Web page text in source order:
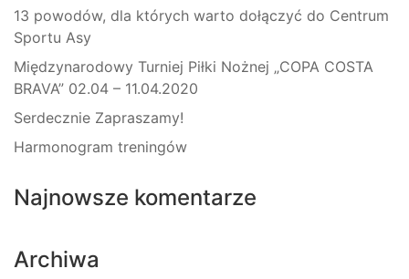
13 powodów, dla których warto dołączyć do Centrum
Sportu Asy
Międzynarodowy Turniej Piłki Nożnej „COPA COSTA
BRAVA” 02.04 – 11.04.2020
Serdecznie Zapraszamy!
Harmonogram treningów
Najnowsze komentarze
Archiwa